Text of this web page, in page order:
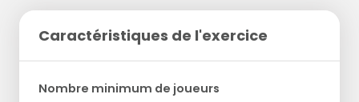
Caractéristiques de l'exercice
Nombre minimum de joueurs